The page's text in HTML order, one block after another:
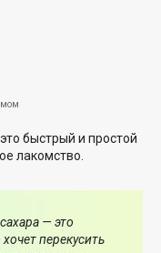
быстрый и простой
лакомство.
— это
перекусить